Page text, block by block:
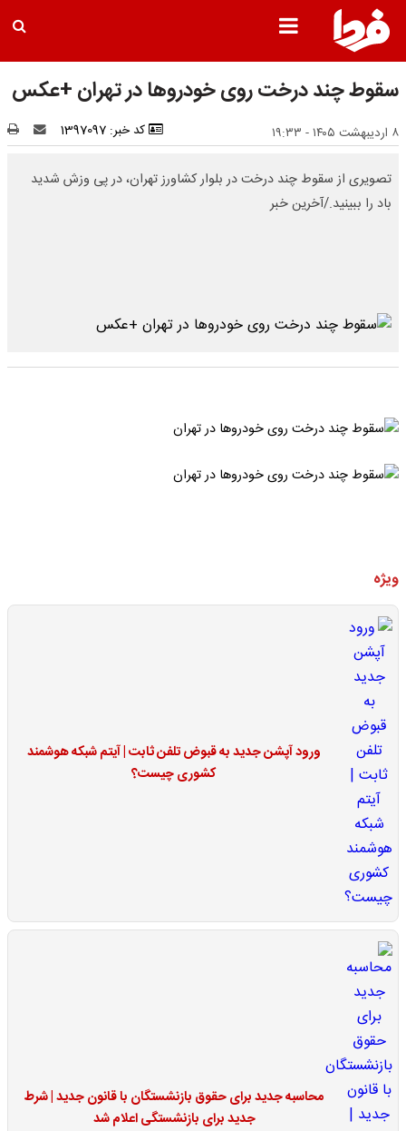
سقوط چند درخت روی خودروها در تهران +عکس
۸ اردیبهشت ۱۴۰۵ - ۱۹:۳۳ کد خبر: 1397097
تصویری از سقوط چند درخت در بلوار کشاورز تهران، در پی وزش شدید
باد را ببینید./آخرین خبر
ویژه
ورود آپشن جدید به قبوض تلفن ثابت | آیتم شبکه هوشمند
کشوری چیست؟
محاسبه جدید برای حقوق بازنشستگان با قانون جدید | شرط
جدید برای بازنشستگی اعلام شد